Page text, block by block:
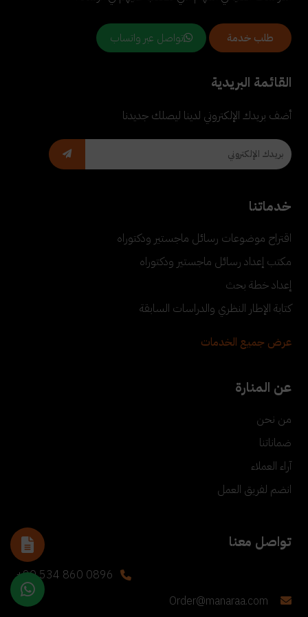
طلب خدمة تواصل عبر واتساب
القائمة البريدية
أضف بريدك الإلكتروني لدينا ليصلك جديدنا
خدماتنا
اقتراح موضوعات رسائل ماجستير ودكتوراه
مكتب إعداد رسائل ماجستير ودكتوراه
إعداد خطة بحث
كتابة الإطار النظري والدراسات السابقة
عرض جميع الخدمات
عن المنارة
من نحن
ضماناتنا
آراء العملاء
انضم لفريق العمل
تواصل معنا
+90 534 860 0896
Order@manaraa.com